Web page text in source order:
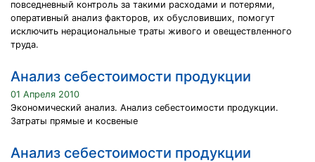
повседневный контроль за такими расходами и потерями,
оперативный анализ факторов, их обусловивших, помогут
исключить нерациональные траты живого и овеществленного
труда.
Анализ себестоимости продукции
01 Апреля 2010
Экономический анализ. Анализ себестоимости продукции.
Затраты прямые и косвеные
Анализ себестоимости продукции